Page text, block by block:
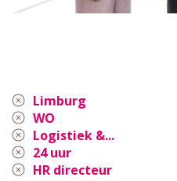
Limburg
WO
Logistiek &...
24 uur
HR directeur